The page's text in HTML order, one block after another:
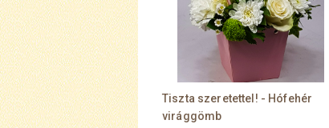
Tiszta szeretettel! - Hófehér
virággömb